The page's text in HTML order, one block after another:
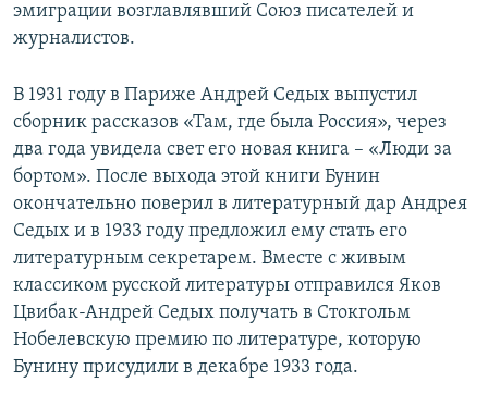
эмиграции возглавлявший Союз писателей и
журналистов.
В 1931 году в Париже Андрей Седых выпустил
сборник рассказов «Там, где была Россия», через
два года увидела свет его новая книга – «Люди за
бортом». После выхода этой книги Бунин
окончательно поверил в литературный дар Андрея
Седых и в 1933 году предложил ему стать его
литературным секретарем. Вместе с живым
классиком русской литературы отправился Яков
Цвибак-Андрей Седых получать в Стокгольм
Нобелевскую премию по литературе, которую
Бунину присудили в декабре 1933 года.